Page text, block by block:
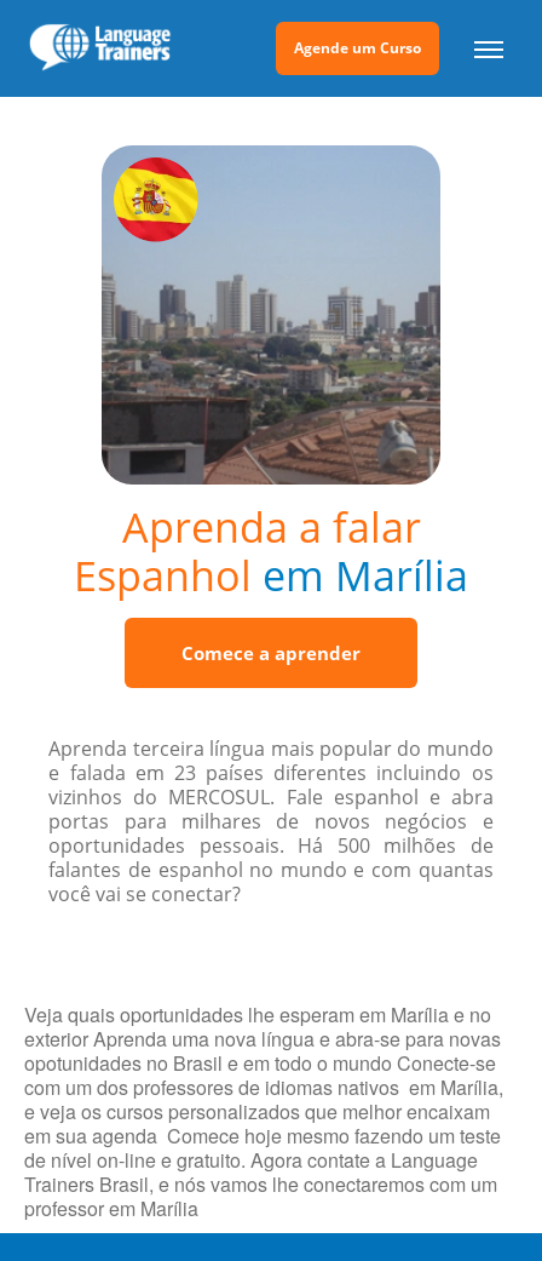
Agende um Curso
Aprenda a falar
Espanhol em Marília
Comece a aprender
Aprenda terceira língua mais popular do mundo
e falada em 23 países diferentes incluindo os
vizinhos do MERCOSUL. Fale espanhol e abra
portas para milhares de novos negócios e
oportunidades pessoais. Há 500 milhões de
falantes de espanhol no mundo e com quantas
você vai se conectar?
Veja quais oportunidades lhe esperam em Marília e no
exterior Aprenda uma nova língua e abra-se para novas
opotunidades no Brasil e em todo o mundo Conecte-se
com um dos professores de idiomas nativos em Marília,
e veja os cursos personalizados que melhor encaixam
em sua agenda Comece hoje mesmo fazendo um teste
de nível on-line e gratuito. Agora contate a Language
Trainers Brasil, e nós vamos lhe conectaremos com um
professor em Marília